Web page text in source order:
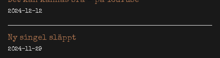
2024-12-12
Ny singel släppt
2024-11-29